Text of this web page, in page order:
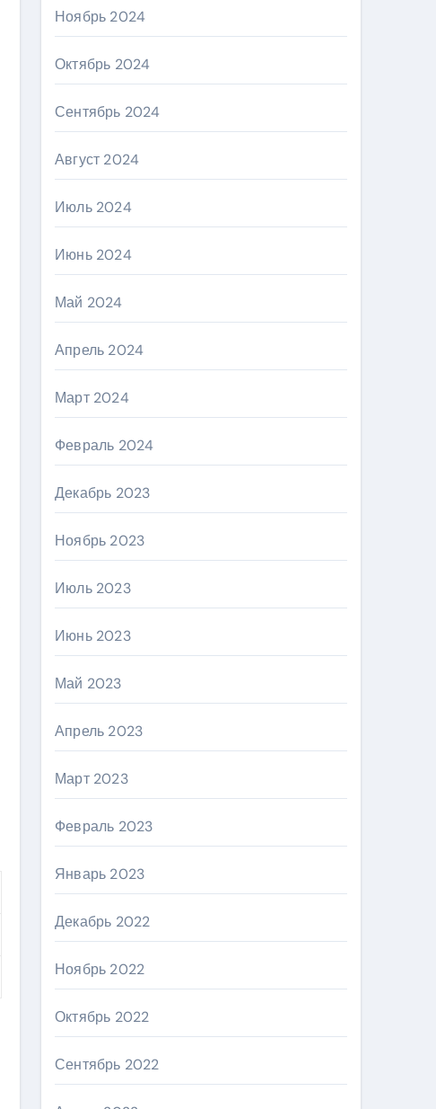
Ноябрь 2024
Октябрь 2024
Сентябрь 2024
Август 2024
Июль 2024
Июнь 2024
Май 2024
Апрель 2024
Март 2024
Февраль 2024
Декабрь 2023
Ноябрь 2023
Июль 2023
Июнь 2023
Май 2023
Апрель 2023
Март 2023
Февраль 2023
Январь 2023
Декабрь 2022
Ноябрь 2022
Октябрь 2022
Сентябрь 2022